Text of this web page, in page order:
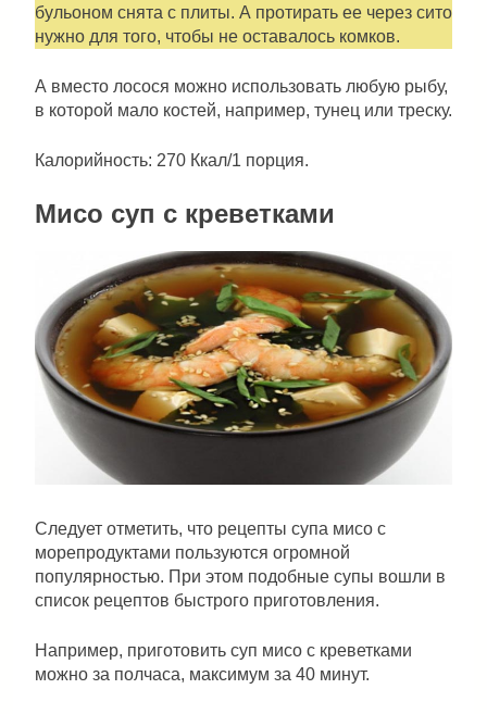
бульоном снята с плиты. А протирать ее через сито
нужно для того, чтобы не оставалось комков.
А вместо лосося можно использовать любую рыбу,
в которой мало костей, например, тунец или треску.
Калорийность: 270 Ккал/1 порция.
Мисо суп с креветками
Следует отметить, что рецепты супа мисо с
морепродуктами пользуются огромной
популярностью. При этом подобные супы вошли в
список рецептов быстрого приготовления.
Например, приготовить суп мисо с креветками
можно за полчаса, максимум за 40 минут.